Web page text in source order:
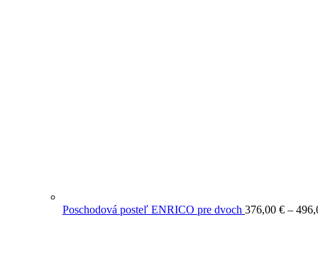
Poschodová posteľ ENRICO pre dvoch 376,00 € –